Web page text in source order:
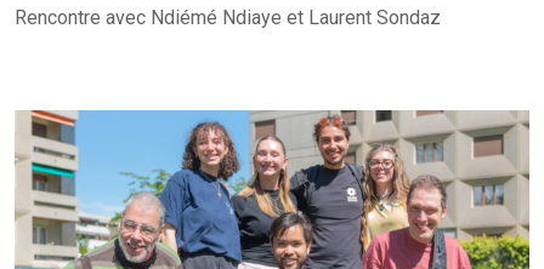
Rencontre avec Ndiémé Ndiaye et Laurent Sondaz